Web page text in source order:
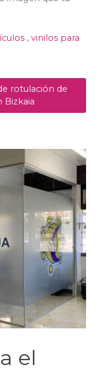
, vinilos para
rotulación de
Bizkaia
el